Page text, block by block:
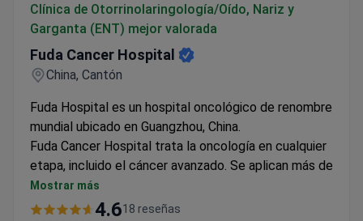
Clínica de Otorrinolaringología/Oído, Nariz y
Garganta (ENT) mejor valorada
Fuda Cancer Hospital
China, Cantón
Fuda Hospital es un hospital oncológico de renombre
mundial ubicado en Guangzhou, China.
Fuda Cancer Hospital trata la oncología en cualquier
etapa, incluido el cáncer avanzado. Se aplican más de
10 tipos de terapias mínimamente invasivas en lugar
de quimioterapia. Entre ellos se encuentran la
Mostrar más
4.618 reseñas